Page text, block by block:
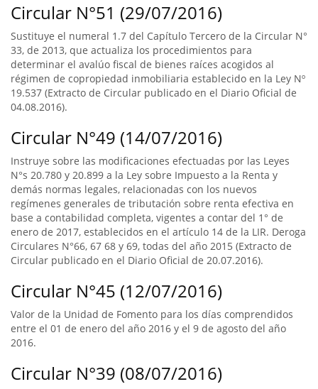
Circular N°51 (29/07/2016)
Sustituye el numeral 1.7 del Capítulo Tercero de la Circular N°
33, de 2013, que actualiza los procedimientos para
determinar el avalúo fiscal de bienes raíces acogidos al
régimen de copropiedad inmobiliaria establecido en la Ley Nº
19.537 (Extracto de Circular publicado en el Diario Oficial de
04.08.2016).
Circular N°49 (14/07/2016)
Instruye sobre las modificaciones efectuadas por las Leyes
N°s 20.780 y 20.899 a la Ley sobre Impuesto a la Renta y
demás normas legales, relacionadas con los nuevos
regímenes generales de tributación sobre renta efectiva en
base a contabilidad completa, vigentes a contar del 1° de
enero de 2017, establecidos en el artículo 14 de la LIR. Deroga
Circulares N°66, 67 68 y 69, todas del año 2015 (Extracto de
Circular publicado en el Diario Oficial de 20.07.2016).
Circular N°45 (12/07/2016)
Valor de la Unidad de Fomento para los días comprendidos
entre el 01 de enero del año 2016 y el 9 de agosto del año
2016.
Circular N°39 (08/07/2016)